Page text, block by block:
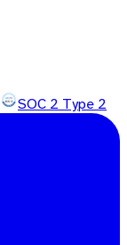
SOC 2 Type 2